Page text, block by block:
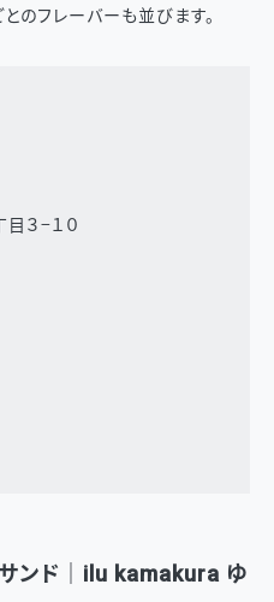
のフレーバーも並びます。
３−１０
ンド｜ilu kamakura ゆ